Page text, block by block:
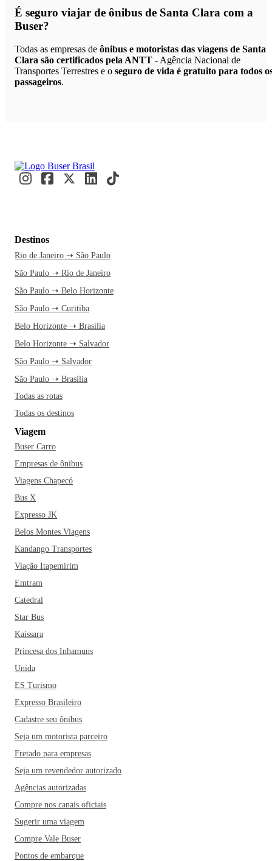
É seguro viajar de ônibus de Santa Clara com a
Buser?
Todas as empresas de ônibus e motoristas das viagens de Santa
Clara são certificados pela ANTT - Agência Nacional de
Transportes Terrestres e o seguro de vida é gratuito para todos
passageiros.
Destinos
Rio de Janeiro ➝ São Paulo
São Paulo ➝ Rio de Janeiro
São Paulo ➝ Belo Horizonte
São Paulo ➝ Curitiba
Belo Horizonte ➝ Brasília
Belo Horizonte ➝ Salvador
São Paulo ➝ Salvador
São Paulo ➝ Brasília
Todas as rotas
Todas os destinos
Viagem
Buser Carro
Empresas de ônibus
Viagens Chapecó
Bus X
Expresso JK
Belos Montes Viagens
Kandango Transportes
Viação Itapemirim
Emtram
Catedral
Star Bus
Kaissara
Princesa dos Inhamuns
Unida
ES Turismo
Expresso Brasileiro
Cadastre seu ônibus
Seja um motorista parceiro
Fretado para empresas
Seja um revendedor autorizado
Agências autorizadas
Compre nos canais oficiais
Sugerir uma viagem
Compre Vale Buser
Pontos de embarque